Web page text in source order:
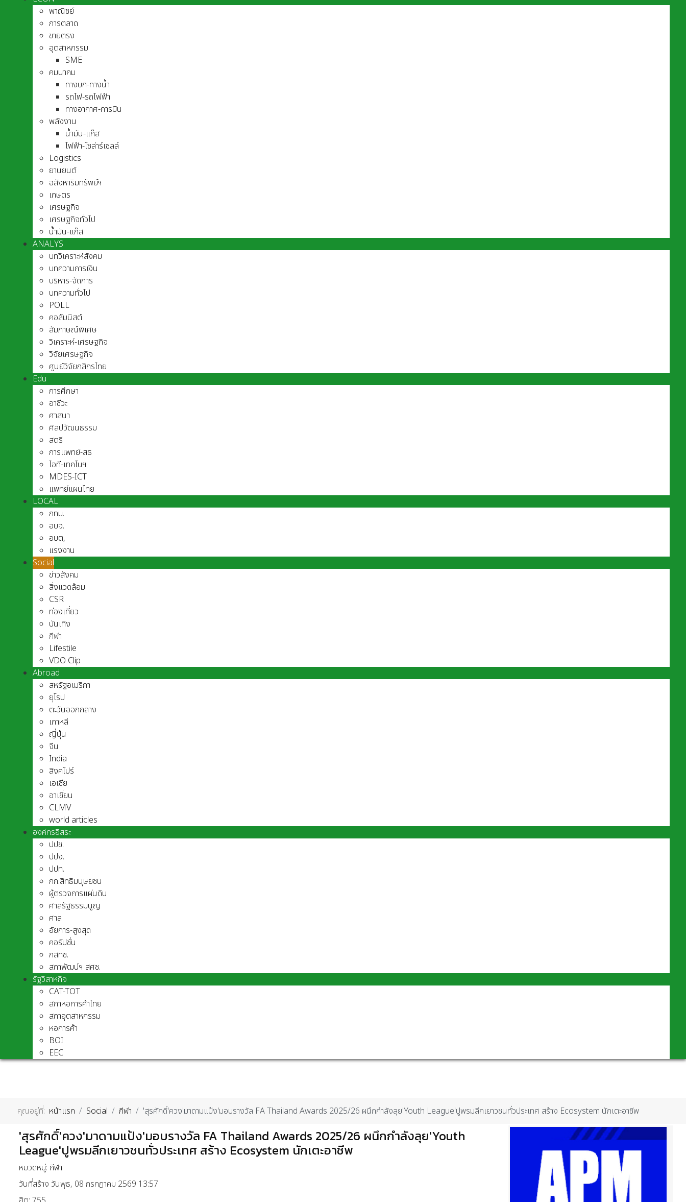
พาณิชย์
การตลาด
ขายตรง
อุตสาหกรรม
SME
คมนาคม
ทางบก-ทางน้ำ
รถไฟ-รถไฟฟ้า
ทางอากาศ-การบิน
พลังงาน
น้ำมัน-แก๊ส
ไฟฟ้า-โซล่าร์เซลล์
Logistics
ยานยนต์
อสังหาริมทรัพย์ฯ
เกษตร
เศรษฐกิจ
เศรษฐกิจทั่วไป
น้ำมัน-แก๊ส
ANALYS
บทวิเคราะห์สังคม
บทความการเงิน
บริหาร-จัดการ
บทความทั่วไป
POLL
คอลัมนิสต์
สัมภาษณ์พิเศษ
วิเคราะห์-เศรษฐกิจ
วิจัยเศรษฐกิจ
ศูนย์วิจัยกสิกรไทย
Edu
การศึกษา
อาชีวะ
ศาสนา
ศิลปวัฒนธรรม
สตรี
การแพทย์-สธ
ไอที-เทคโนฯ
MDES-ICT
แพทย์แผนไทย
LOCAL
กทม.
อบจ.
อบต,
แรงงาน
Social
ข่าวสังคม
สิ่งแวดล้อม
CSR
ท่องเที่ยว
บันเทิง
กีฬา
Lifestile
VDO Clip
Abroad
สหรัฐอเมริกา
ยุโรป
ตะวันออกกลาง
เกาหลี
ญี่ปุ่น
จีน
India
สิงคโปร์
เอเชีย
อาเชี่ยน
CLMV
world articles
องค์กรอิสระ
ปปช.
ปปง.
ปปท.
กก.สิทธิมนุษยชน
ผู้ตรวจการแผ่นดิน
ศาลรัฐธรรมนูญ
ศาล
อัยการ-สูงสุด
คอรัปชั่น
กสทช.
สภาพัฒน์ฯ สศช.
รัฐวิสาหกิจ
CAT-TOT
สภาหอการค้าไทย
สภาอุตสาหกรรม
หอการค้า
BOI
EEC
คุณอยู่ที่: หน้าแรก Social กีฬา 'สุรศักดิ์'ควง'มาดามแป้ง'มอบรางวัล FA Thailand Awards 2025/26 ผนึกกำลังลุย'Youth League'ปูพรมลีกเยาวชนทั่วประเทศ สร้าง Ecosystem นักเตะอาชีพ
'สุรศักดิ์'ควง'มาดามแป้ง'มอบรางวัล FA Thailand Awards 2025/26 ผนึกกำลังลุย'Youth
League'ปูพรมลีกเยาวชนทั่วประเทศ สร้าง Ecosystem นักเตะอาชีพ
หมวดหมู่: กีฬา
วันที่สร้าง วันพุธ, 08 กรกฎาคม 2569 13:57